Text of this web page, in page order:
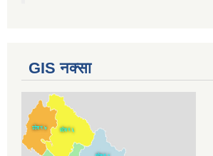
GIS नक्सा